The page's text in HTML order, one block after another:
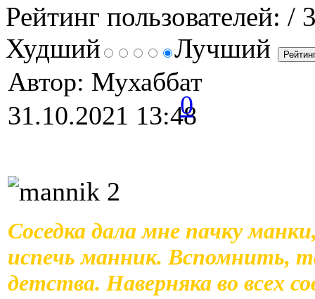
Рейтинг пользователей: /
Худший
Лучший
Автор: Мухаббат
31.10.2021 13:48
0
Соседка дала мне пачку
испечь манник. Вспомнить,
детства. Наверняка во всех